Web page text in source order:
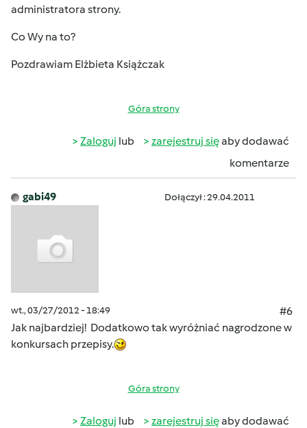
administratora strony.
Co Wy na to?
Pozdrawiam Elżbieta Książczak
Góra strony
Zaloguj lub zarejestruj sięaby dodawać
komentarze
gabi49 Dołączył : 29.04.2011
wt., 03/27/2012 - 18:49
#6
Jak najbardziej! Dodatkowo tak wyróżniać nagrodzone w
konkursach przepisy.
Góra strony
Zaloguj lub zarejestruj sięaby dodawać